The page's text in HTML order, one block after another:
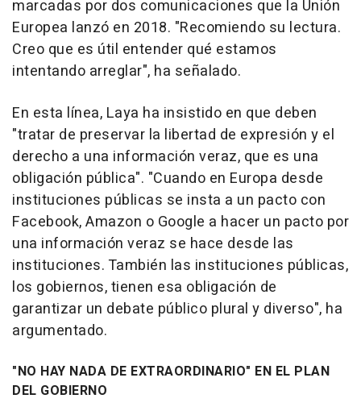
marcadas por dos comunicaciones que la Unión
Europea lanzó en 2018. "Recomiendo su lectura.
Creo que es útil entender qué estamos
intentando arreglar", ha señalado.
En esta línea, Laya ha insistido en que deben
"tratar de preservar la libertad de expresión y el
derecho a una información veraz, que es una
obligación pública". "Cuando en Europa desde
instituciones públicas se insta a un pacto con
Facebook, Amazon o Google a hacer un pacto por
una información veraz se hace desde las
instituciones. También las instituciones públicas,
los gobiernos, tienen esa obligación de
garantizar un debate público plural y diverso", ha
argumentado.
"NO HAY NADA DE EXTRAORDINARIO" EN EL PLAN
DEL GOBIERNO